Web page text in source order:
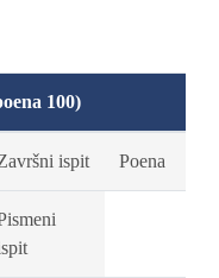
100)
ispit Poena